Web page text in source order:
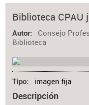
Biblioteca CPAU
Autor
Consejo
Biblioteca
Tipo imagen fija
Descripción